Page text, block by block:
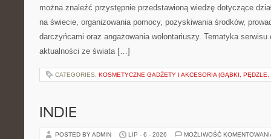
można znaleźć przystępnie przedstawioną wiedzę dotyczące
na świecie, organizowania pomocy, pozyskiwania środków,
darczyńcami oraz angażowania wolontariuszy. Tematyka
aktualności ze świata […]
CATEGORIES: KOSMETYCZNE GADŻETY I AKCESORIA (GĄBKI, PĘDZLE,
INDIE
POSTED BY ADMIN LIP - 6 - 2026 MOŻLIWOŚĆ